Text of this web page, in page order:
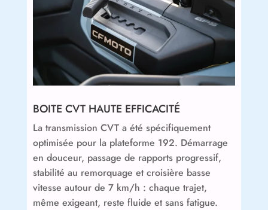
BOITE CVT HAUTE EFFICACITÉ
La transmission CVT a été spécifiquement
optimisée pour la plateforme 192. Démarrage
en douceur, passage de rapports progressif,
stabilité au remorquage et croisière basse
vitesse autour de 7 km/h : chaque trajet,
même exigeant, reste fluide et sans fatigue.